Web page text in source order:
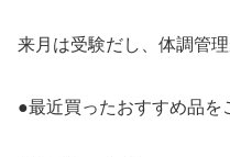
来月は受験だし、体調管
●最近買ったおすすめ品を